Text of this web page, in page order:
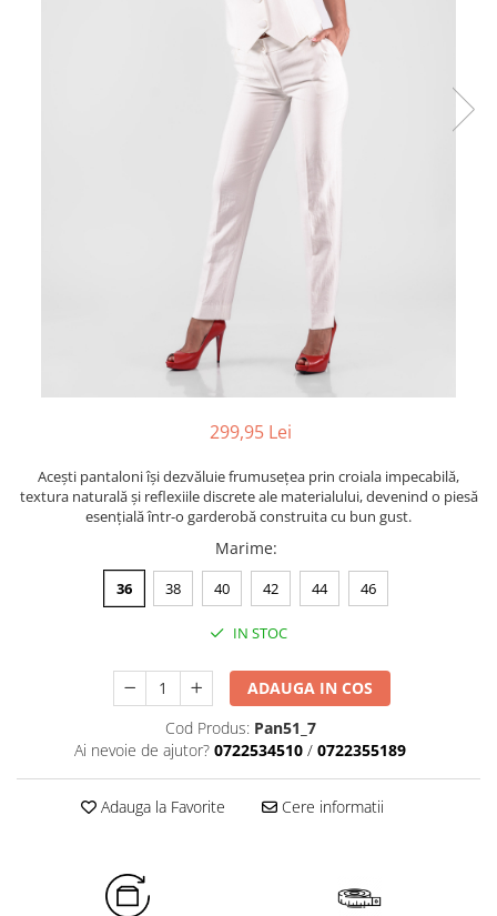
299,95 Lei
Acești pantaloni își dezvăluie frumusețea prin croiala impecabilă,
textura naturală și reflexiile discrete ale materialului, devenind o piesă
esențială într-o garderobă construita cu bun gust.
Marime:
36 38 40 42 44 46
IN STOC
ADAUGA IN COS
Cod Produs: Pan51_7
Ai nevoie de ajutor? 0722534510 / 0722355189
Adauga la Favorite Cere informatii